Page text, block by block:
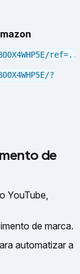
?
de
YouTube,
de marca.
automatizar a